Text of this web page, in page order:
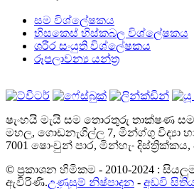
සම විශ්ලේෂකය
හිසකෙස් හිස්කබල විශ්ලේෂකය
ශරීර සංයුති විශ්ලේෂකය
රූපලාවන්‍ය යන්ත්‍ර
ෂැංහයි මැයි සම තොරතුරු තාක්ෂණ
මහල, ගොඩනැගිල්ල 7, මින්ග්ගු විද්‍යා
7001 ෂොංචුන් පාර, මින්හැං දිස්ත්‍රික්කය,
© ප්‍රකාශන හිමිකම - 2010-2024 :
ඇවිරිණි.උණුසුම් නිෂ්පාදන - අඩවි